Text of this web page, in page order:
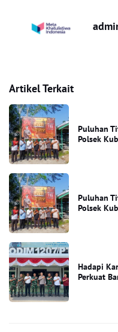
Artikel Terkait
Puluhan
Polsek
Puluhan
Polsek
Hadapi
Perkuat